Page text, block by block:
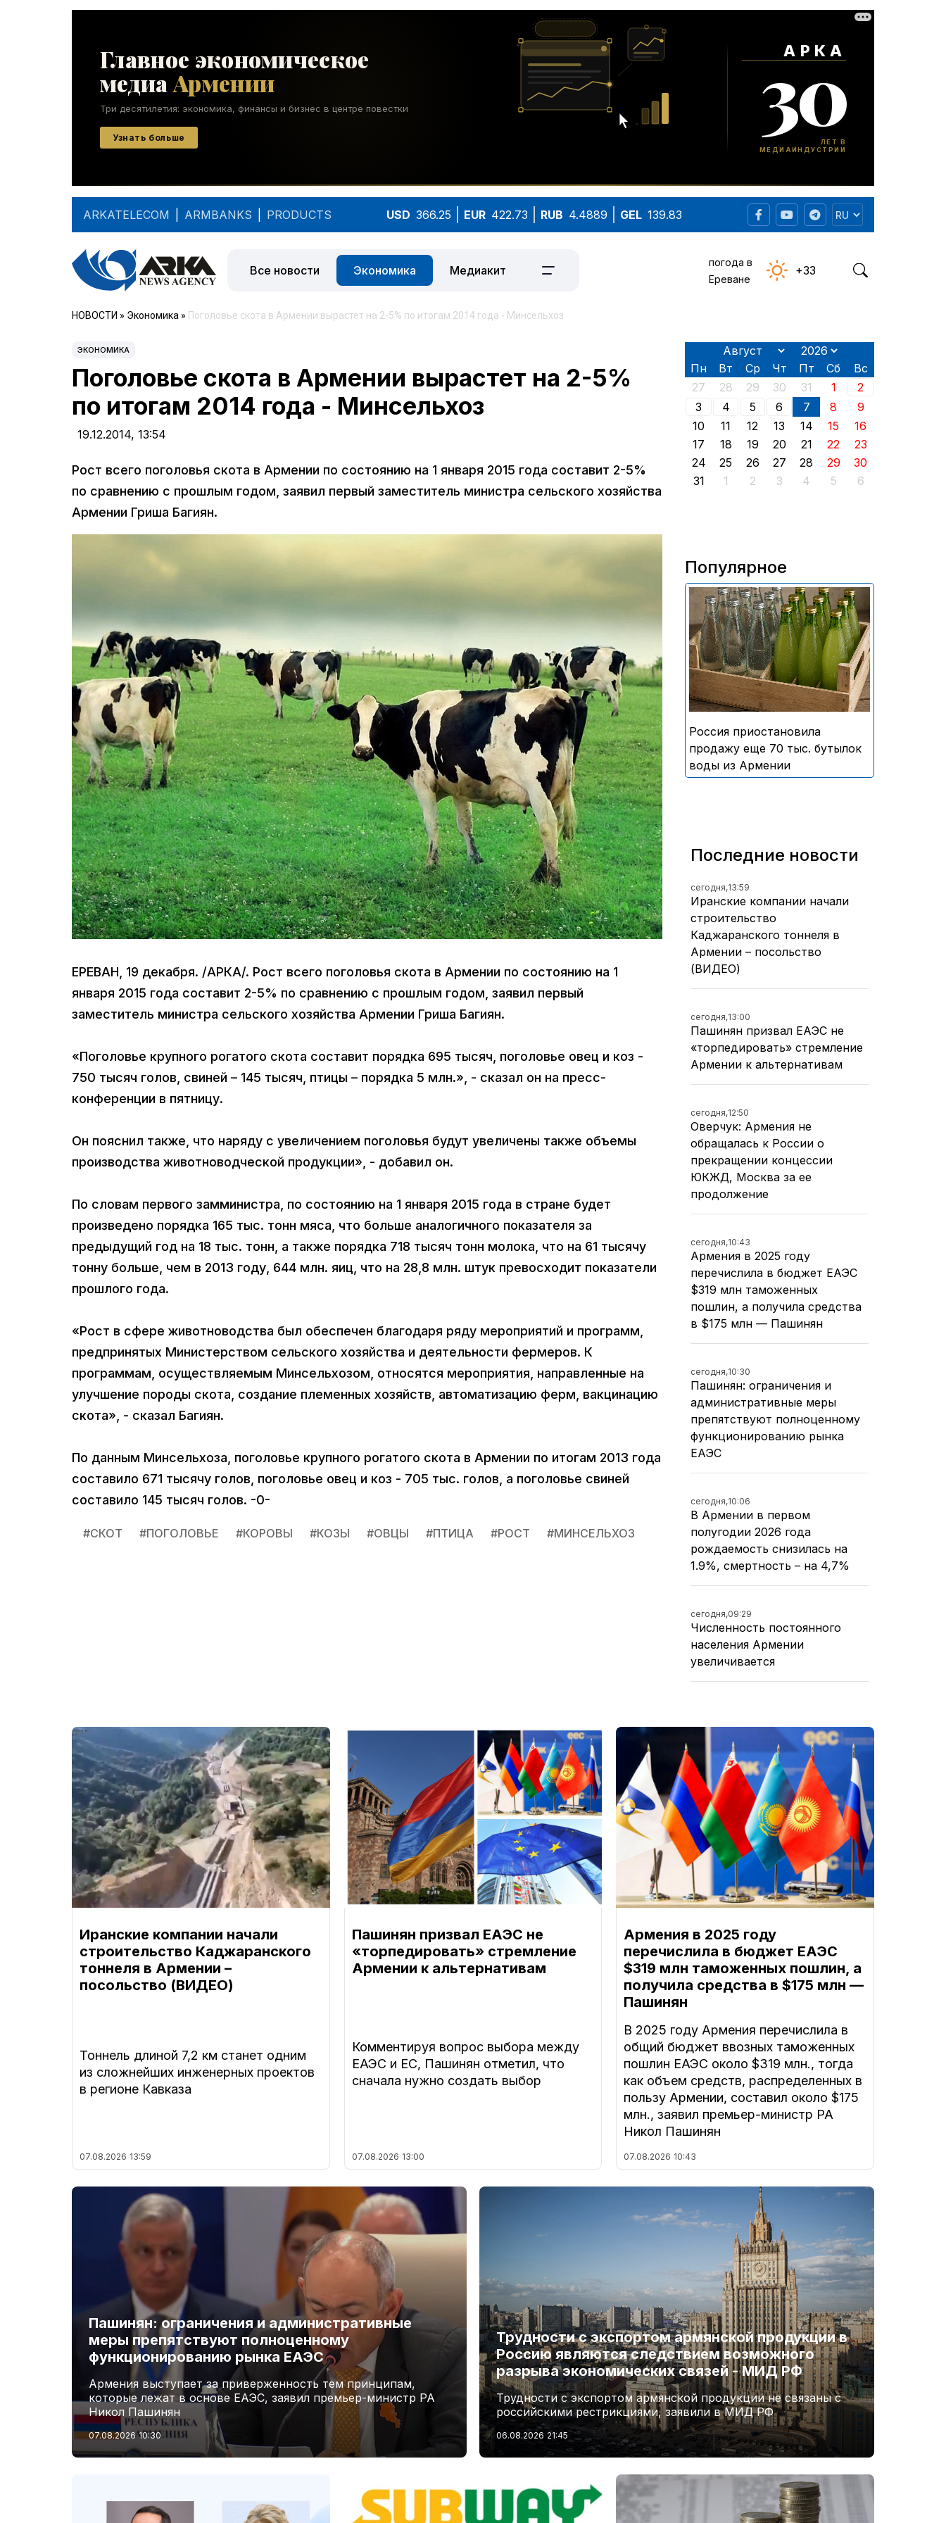
ARKATELECOM ARMBANKS PRODUCTS USD 366.25 EUR 422.73 RUB 4.4889 GEL 139.83
Все новости Экономика Медиакит
погода в
Ереване
+33
НОВОСТИ » Экономика » Поголовье скота в Армении вырастет на 2-5% по итогам 2014 года - Минсельхоз
ЭКОНОМИКА
Поголовье скота в Армении вырастет на 2-5%
по итогам 2014 года - Минсельхоз
19.12.2014, 13:54
Рост всего поголовья скота в Армении по состоянию на 1 января 2015 года составит 2-5%
по сравнению с прошлым годом, заявил первый заместитель министра сельского хозяйства
Армении Гриша Багиян.
ЕРЕВАН, 19 декабря. /АРКА/. Рост всего поголовья скота в Армении по состоянию на 1
января 2015 года составит 2-5% по сравнению с прошлым годом, заявил первый
заместитель министра сельского хозяйства Армении Гриша Багиян.
«Поголовье крупного рогатого скота составит порядка 695 тысяч, поголовье овец и коз -
750 тысяч голов, свиней – 145 тысяч, птицы – порядка 5 млн.», - сказал он на пресс-
конференции в пятницу.
Он пояснил также, что наряду с увеличением поголовья будут увеличены также объемы
производства животноводческой продукции», - добавил он.
По словам первого замминистра, по состоянию на 1 января 2015 года в стране будет
произведено порядка 165 тыс. тонн мяса, что больше аналогичного показателя за
предыдущий год на 18 тыс. тонн, а также порядка 718 тысяч тонн молока, что на 61 тысячу
тонну больше, чем в 2013 году, 644 млн. яиц, что на 28,8 млн. штук превосходит показатели
прошлого года.
«Рост в сфере животноводства был обеспечен благодаря ряду мероприятий и программ,
предпринятых Министерством сельского хозяйства и деятельности фермеров. К
программам, осуществляемым Минсельхозом, относятся мероприятия, направленные на
улучшение породы скота, создание племенных хозяйств, автоматизацию ферм, вакцинацию
скота», - сказал Багиян.
По данным Минсельхоза, поголовье крупного рогатого скота в Армении по итогам 2013 года
составило 671 тысячу голов, поголовье овец и коз - 705 тыс. голов, а поголовье свиней
составило 145 тысяч голов. -0-
#СКОТ #ПОГОЛОВЬЕ #КОРОВЫ #КОЗЫ #ОВЦЫ #ПТИЦА #РОСТ #МИНСЕЛЬХОЗ
Пн Вт Ср Чт Пт Сб
Вс
27
28 29 30 31 1
2
3
4 5 6 7 8
9
10
11 12 13 14 15
16
17
18 19 20 21 22
23
24
25 26 27 28 29
30
31
1 2 3 4 5 6
Популярное
В России приостановили
продажу более 70 тыс.
бутылок питьевой воды и
безалкогольных напитков
армянского производства
Россия приостановила
продажу еще 70 тыс. бутылок
воды из Армении
Последние новости
сегодня,13:59
Иранские компании начали
строительство
Каджаранского тоннеля в
Армении – посольство
(ВИДЕО)
сегодня,13:00
Пашинян призвал ЕАЭС не
«торпедировать» стремление
Армении к альтернативам
сегодня,12:50
Оверчук: Армения не
обращалась к России о
прекращении концессии
ЮКЖД, Москва за ее
продолжение
сегодня,10:43
Армения в 2025 году
перечислила в бюджет ЕАЭС
$319 млн таможенных
пошлин, а получила средства
в $175 млн — Пашинян
сегодня,10:30
Пашинян: ограничения и
административные меры
препятствуют полноценному
функционированию рынка
ЕАЭС
сегодня,10:06
В Армении в первом
полугодии 2026 года
рождаемость снизилась на
1.9%, смертность – на 4,7%
сегодня,09:29
Численность постоянного
населения Армении
увеличивается
Иранские компании начали
строительство Каджаранского
тоннеля в Армении –
посольство (ВИДЕО)
Тоннель длиной 7,2 км станет одним
из сложнейших инженерных проектов
в регионе Кавказа
07.08.2026 13:59
Пашинян призвал ЕАЭС не
«торпедировать» стремление
Армении к альтернативам
Комментируя вопрос выбора между
ЕАЭС и ЕС, Пашинян отметил, что
сначала нужно создать выбор
07.08.2026 13:00
Армения в 2025 году
перечислила в бюджет ЕАЭС
$319 млн таможенных пошлин, а
получила средства в $175 млн —
Пашинян
В 2025 году Армения перечислила в
общий бюджет ввозных таможенных
пошлин ЕАЭС около $319 млн., тогда
как объем средств, распределенных в
пользу Армении, составил около $175
млн., заявил премьер-министр РА
Никол Пашинян
07.08.2026 10:43
Пашинян: ограничения и административные
меры препятствуют полноценному
функционированию рынка ЕАЭС
Армения выступает за приверженность тем принципам,
которые лежат в основе ЕАЭС, заявил премьер-министр РА
Никол Пашинян
07.08.2026 10:30
Трудности с экспортом армянской продукции в
Россию являются следствием возможного
разрыва экономических связей - МИД РФ
Трудности с экспортом армянской продукции не связаны с
российскими рестрикциями, заявили в МИД РФ
06.08.2026 21:45